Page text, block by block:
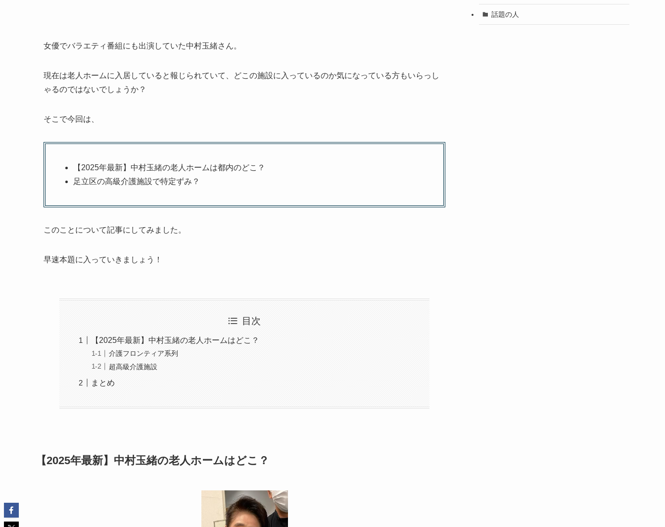
女優でバラエティ番組にも出演していた中村玉緒さん。
現在は老人ホームに入居していると報じられていて、どこの施設に入っているのか気になっている方もいらっし
ゃるのではないでしょうか？
そこで今回は、
【2025年最新】中村玉緒の老人ホームは都内のどこ？
足立区の高級介護施設で特定ずみ？
このことについて記事にしてみました。
早速本題に入っていきましょう！
目次
【2025年最新】中村玉緒の老人ホームはどこ？
介護フロンティア系列
超高級介護施設
まとめ
【2025年最新】中村玉緒の老人ホームはどこ？
話題の人